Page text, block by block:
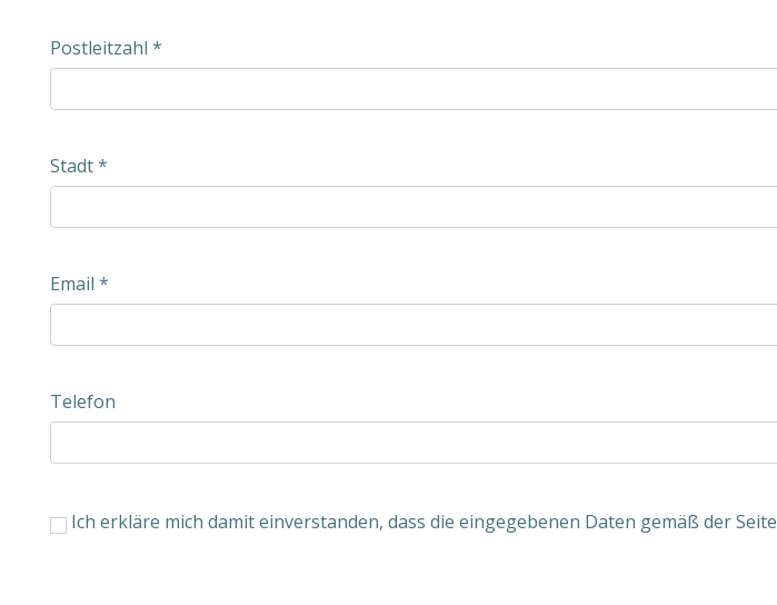
Postleitzahl *
Stadt*
Email *
Telefon
Ich erkläre mich damit einverstanden, dass die eingegebenen Daten gemäß der Seite